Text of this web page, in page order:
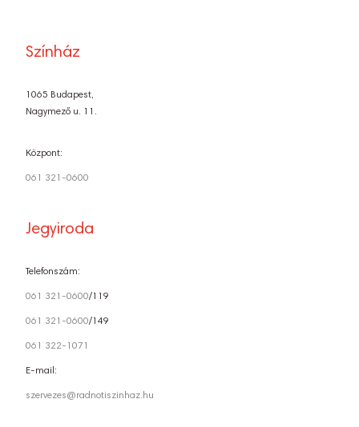
Színház
1065 Budapest,
Nagymező u. 11.
Központ:
061 321-0600
Jegyiroda
Telefonszám:
061 321-0600/119
061 321-0600/149
061 322-1071
E-mail:
szervezes@radnotiszinhaz.hu